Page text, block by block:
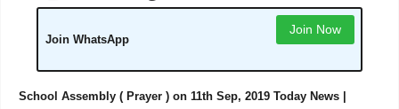
Join WhatsApp
Join Now
School Assembly ( Prayer ) on 11th Sep, 2019 Today News |